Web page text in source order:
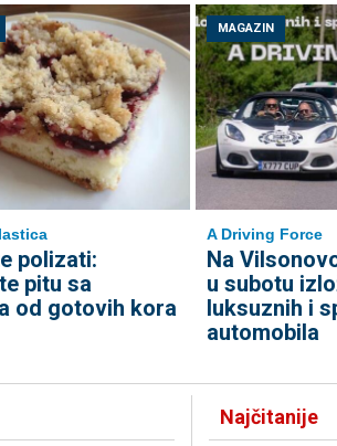
polizati:
pitu sa
od gotovih kora
MAGAZIN
A Driving Force
Na
u subotu
luksuznih i
automobila
Najčitanije